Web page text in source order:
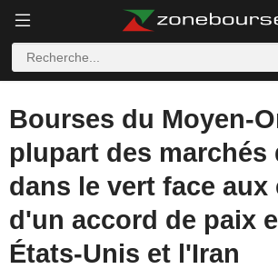
Bourses du Moyen-
plupart des marchés
dans le vert face aux
d'un accord de paix
États-Unis et l'Iran